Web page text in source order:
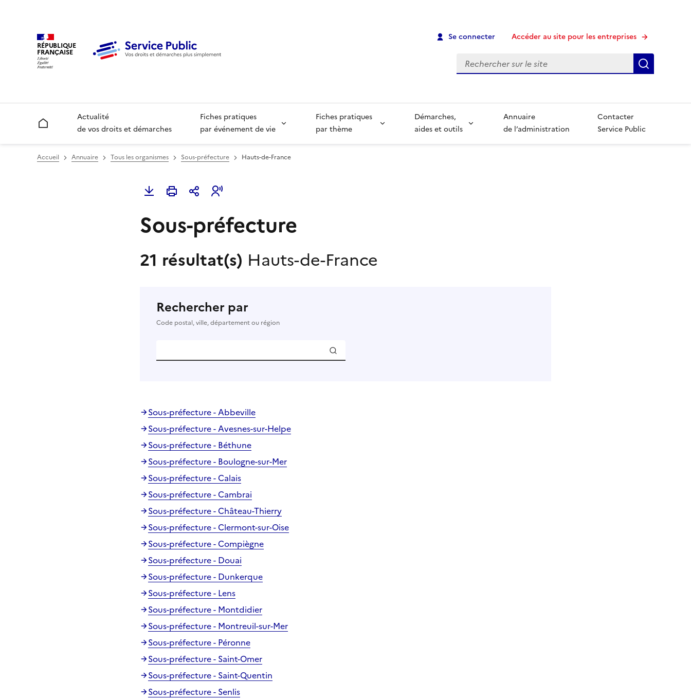
RÉPUBLIQUE
FRANÇAISE
Se connecter Accéder au site pour les entreprises
Recherche
Accueil
Actualité
de vos droits et démarches
Fiches pratiques
par événement de vie
Fiches pratiques
par thème
Démarches,
aides et outils
Annuaire
de l’administration
Contacter
Service Public
Accueil Annuaire Tous les organismes Sous-préfecture Hauts-de-France
Sous-préfecture
21 résultat(s) Hauts-de-France
Rechercher par
Code postal, ville, département ou région
Sous-préfecture - Abbeville
Sous-préfecture - Avesnes-sur-Helpe
Sous-préfecture - Béthune
Sous-préfecture - Boulogne-sur-Mer
Sous-préfecture - Calais
Sous-préfecture - Cambrai
Sous-préfecture - Château-Thierry
Sous-préfecture - Clermont-sur-Oise
Sous-préfecture - Compiègne
Sous-préfecture - Douai
Sous-préfecture - Dunkerque
Sous-préfecture - Lens
Sous-préfecture - Montdidier
Sous-préfecture - Montreuil-sur-Mer
Sous-préfecture - Péronne
Sous-préfecture - Saint-Omer
Sous-préfecture - Saint-Quentin
Sous-préfecture - Senlis